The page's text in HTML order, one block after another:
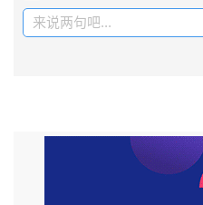
来说两句吧...